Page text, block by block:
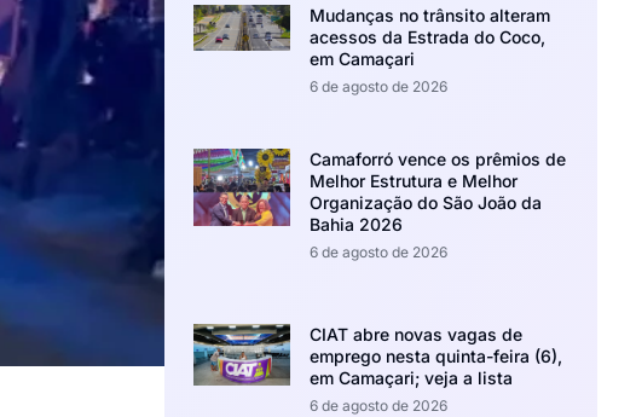
Mudanças no trânsito alteram
acessos da Estrada do Coco,
em Camaçari
6 de agosto de 2026
Camaforró vence os prêmios de
Melhor Estrutura e Melhor
Organização do São João da
Bahia 2026
6 de agosto de 2026
CIAT abre novas vagas de
emprego nesta quinta-feira (6),
em Camaçari; veja a lista
6 de agosto de 2026